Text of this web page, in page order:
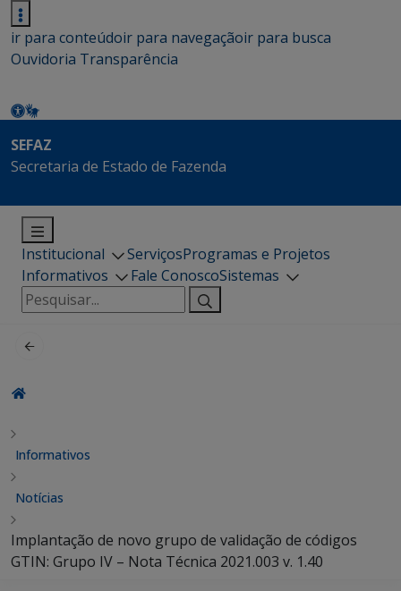
ir para conteúdoir para navegaçãoir para busca
Ouvidoria Transparência
SEFAZ
Secretaria de Estado de Fazenda
Institucional ServiçosProgramas e Projetos
Informativos
Fale ConoscoSistemas
Pesquisar
por:
Informativos
Notícias
Implantação de novo grupo de validação de códigos
GTIN: Grupo IV – Nota Técnica 2021.003 v. 1.40